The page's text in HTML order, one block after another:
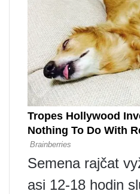
Semena rajčat
asi 12-18 hodin